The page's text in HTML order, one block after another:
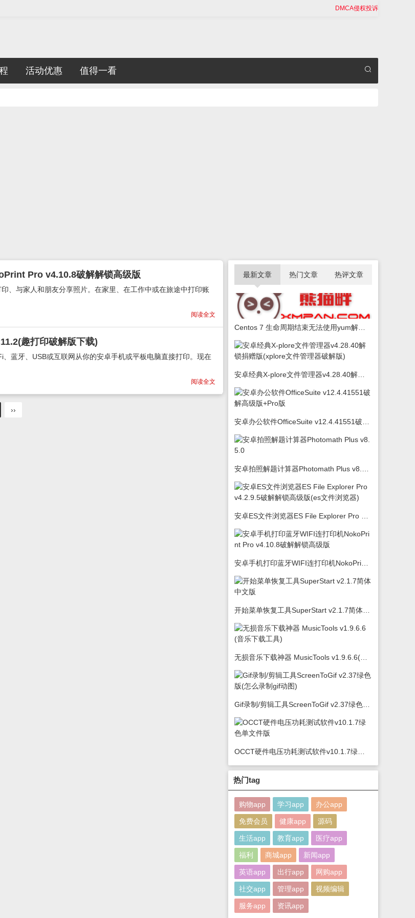
DMCA侵权投诉
活动优惠 值得一看
Pro v4.10.8破解解锁高级版
、与家人和朋友分享照片。在家里、在工作中或在旅途中打印账
阅读全文
趣打印破解版下载)
蓝牙、USB或互联网从你的安卓手机或平板电脑直接打印。现在
阅读全文
››
最新文章 热门文章 热评文章
热门tag
购物app 学习app 办公app
免费会员 健康app 源码
生活app 教育app 医疗app
福利 商城app 新闻app
英语app 出行app 网购app
社交app 管理app 视频编辑
服务app 资讯app